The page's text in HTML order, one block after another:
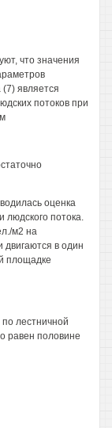
что значения
является
потоков при
оценка
людского потока.
м2 на
в один
площадке
лестничной
равен половине